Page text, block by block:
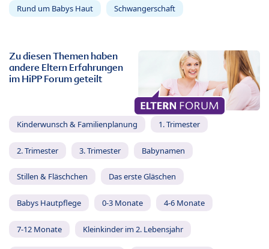
Rund um Babys Haut Schwangerschaft
Zu diesen Themen haben
andere Eltern Erfahrungen
im HiPP Forum geteilt
Kinderwunsch & Familienplanung 1. Trimester
2. Trimester 3. Trimester Babynamen
Stillen & Fläschchen Das erste Gläschen
Babys Hautpflege 0-3 Monate 4-6 Monate
7-12 Monate Kleinkinder im 2. Lebensjahr